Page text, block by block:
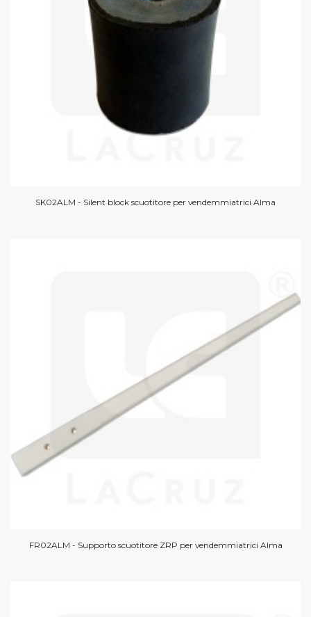
SK02ALM - Silent block scuotitore per vendemmiatrici Alma
FR02ALM - Supporto scuotitore ZRP per vendemmiatrici Alma